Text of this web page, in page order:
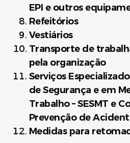
EPI e outros
Refeitórios
Vestiários
Transporte de
pela organização
Serviços
de Segurança e em
Trabalho – SESMT e
Prevenção de
Medidas para